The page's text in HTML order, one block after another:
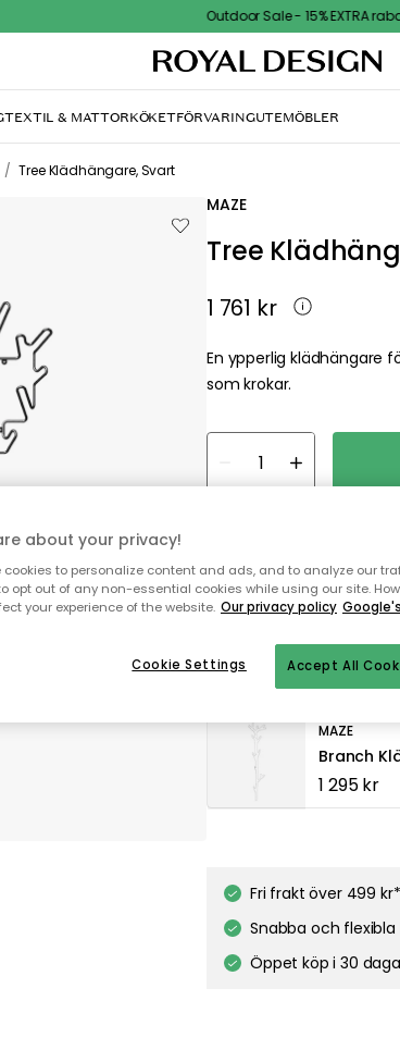
Outdoor Sale - 15% EXTRA rabatt med kod
TEXTIL & MATTORKÖKETFÖRVARINGUTEMÖBLER
/ Tree Klädhängare, Svart
MAZE
Tree
1 761 kr
En ypperlig klädhängare
som krokar.
Genomtänkta tillval
MAZE
Twig
495 kr
MAZE
Branch
1 295 kr
1 036 kr
Fri frakt över 499 kr*
Snabba och
Öppet köp i 30
about your privacy!
cookies to personalize content and ads, and to analyze our
opt out of any non-essential cookies while using our site.
your experience of the website. Our privacy policy
Accept All
Cookie Settings